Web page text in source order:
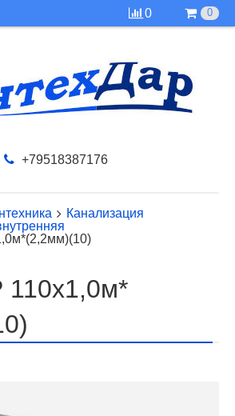
0 0
+79518387176
Канализация
110х1,0м*